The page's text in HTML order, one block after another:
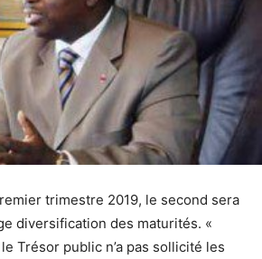
trimestre 2019, le second sera
diversification des maturités. «
Trésor public n’a pas sollicité les